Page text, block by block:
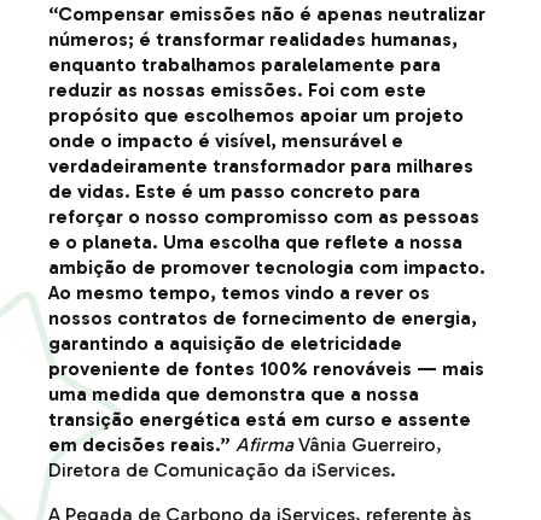
“Compensar emissões não é apenas neutralizar
números; é transformar realidades humanas,
enquanto trabalhamos paralelamente para
reduzir as nossas emissões. Foi com este
propósito que escolhemos apoiar um projeto
onde o impacto é visível, mensurável e
verdadeiramente transformador para milhares
de vidas. Este é um passo concreto para
reforçar o nosso compromisso com as pessoas
e o planeta. Uma escolha que reflete a nossa
ambição de promover tecnologia com impacto.
Ao mesmo tempo, temos vindo a rever os
nossos contratos de fornecimento de energia,
garantindo a aquisição de eletricidade
proveniente de fontes 100% renováveis — mais
uma medida que demonstra que a nossa
transição energética está em curso e assente
em decisões reais.” AfirmaVânia Guerreiro,
Diretora de Comunicação da iServices.
A Pegada de Carbono da iServices, referente às